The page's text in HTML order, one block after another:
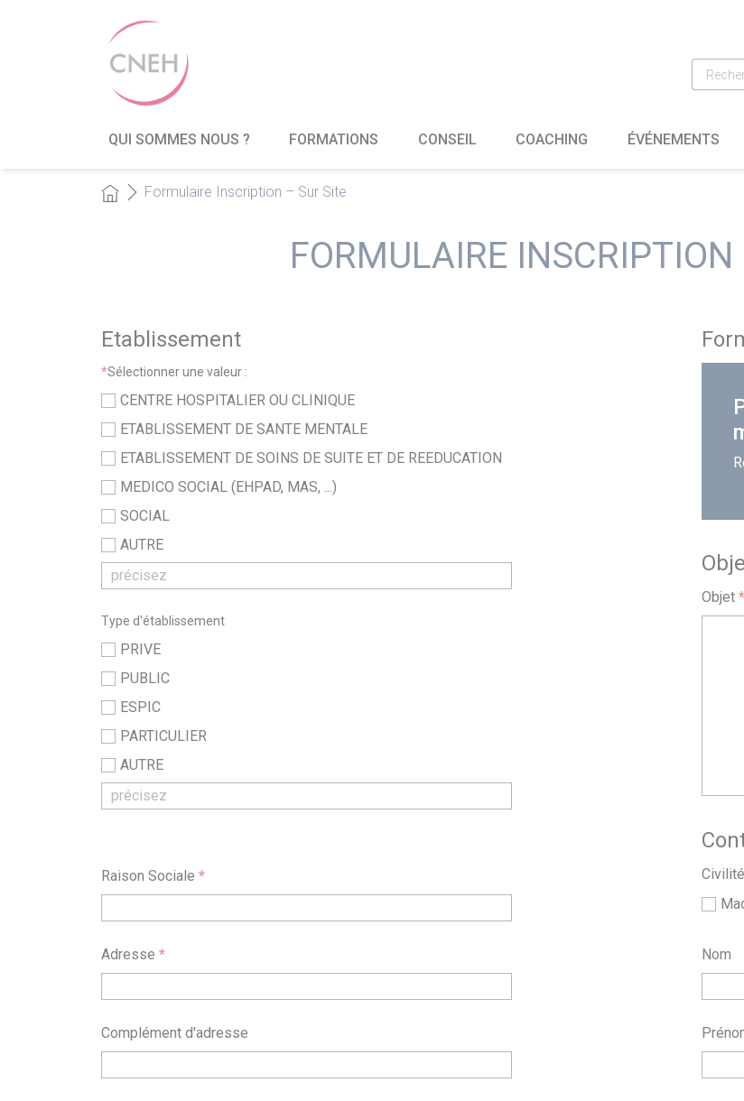
QUI SOMMES NOUS ? FORMATIONS CONSEIL COACHING ÉVÉNEMENTS
Formulaire Inscription – Sur Site
FORMULAIRE
Etablissement
*Sélectionner une valeur :
CENTRE HOSPITALIER OU CLINIQUE
ETABLISSEMENT DE SANTE MENTALE
ETABLISSEMENT DE SOINS DE SUITE ET DE REEDUCATION
MEDICO SOCIAL (EHPAD, MAS, ...)
SOCIAL
AUTRE
Type d'établissement
PRIVE
PUBLIC
ESPIC
PARTICULIER
AUTRE
Raison Sociale *
Adresse *
Complément d'adresse
Objet *
Civilité
Nom